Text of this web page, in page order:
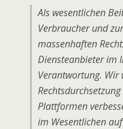
Als wesentlichen
Verbraucher und
massenhaften
Diensteanbieter im
Verantwortung. Wir
Plattformen
im Wesentlichen